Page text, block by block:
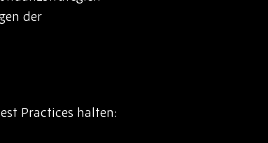
der
Practices halten: